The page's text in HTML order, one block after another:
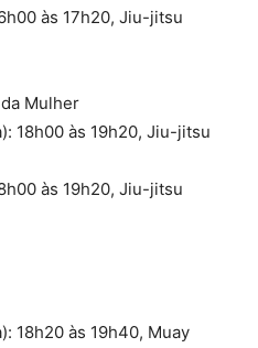
às 17h20, Jiu-jitsu
Mulher
18h00 às 19h20, Jiu-jitsu
às 19h20, Jiu-jitsu
18h20 às 19h40, Muay